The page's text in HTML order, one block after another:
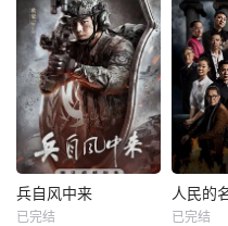
兵自风中来
已完结
人民的
已完结